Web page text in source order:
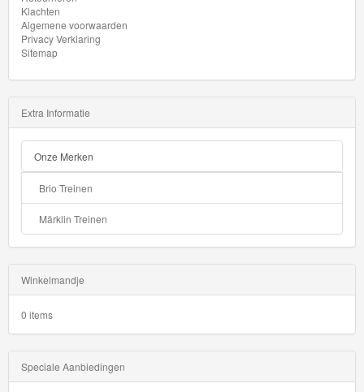
Siku
GraviTrax
Little
Dutch
Super
Mario
Disney
Cars
3
Aanbiedingen
Märklin
H0
Treinen
Klachten
Algemene voorwaarden
Privacy Verklaring
Sitemap
Extra Informatie
Onze Merken
Brio Treinen
Märklin Treinen
Winkelmandje
0 items
Speciale Aanbiedingen